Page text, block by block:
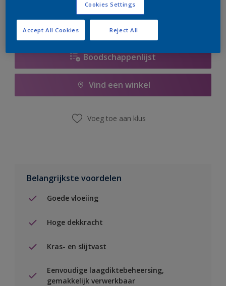
Boodschappenlijst
Vind een winkel
Voeg toe aan klus
Belangrijkste voordelen
Goede vloeiing
Hoge dekkracht
Kras- en slijtvast
Eenvoudige laagdiktebeheersing,
gemakkelijk verwerkbaar
Cookies Settings
Reject All
Accept All Cookies